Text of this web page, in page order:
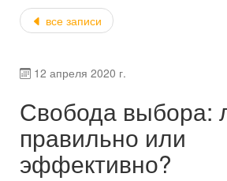
все записи
12 апреля 2020 г.
Свобода выбора:
правильно или
эффективно?